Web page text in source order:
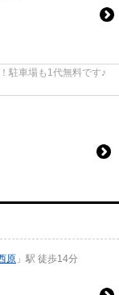
駐車場も1代無料です♪
原 」駅 徒歩14分